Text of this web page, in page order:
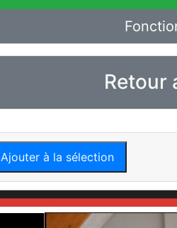
Retour
Ajouter à la sélection